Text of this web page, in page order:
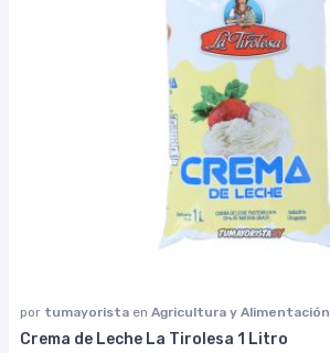
por tumayorista en Agricultura y Alimentación
Crema de Leche La Tirolesa 1 Litro